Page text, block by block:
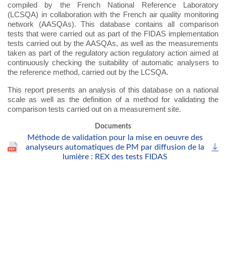
compiled by the French National Reference Laboratory
(LCSQA) in collaboration with the French air quality monitoring
network (AASQAs). This database contains all comparison
tests that were carried out as part of the FIDAS implementation
tests carried out by the AASQAs, as well as the measurements
taken as part of the regulatory action regulatory action aimed at
continuously checking the suitability of automatic analysers to
the reference method, carried out by the LCSQA.
This report presents an analysis of this database on a national
scale as well as the definition of a method for validating the
comparison tests carried out on a measurement site.
Documents
Méthode de validation pour la mise en oeuvre des
analyseurs automatiques de PM par diffusion de la
lumière : REX des tests FIDAS